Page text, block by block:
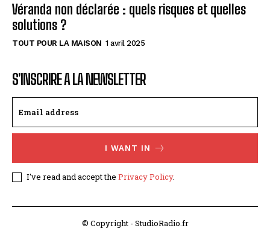
Véranda non déclarée : quels risques et quelles
solutions ?
TOUT POUR LA MAISON 1 avril 2025
S'INSCRIRE A LA NEWSLETTER
I WANT IN
I've read and accept the Privacy Policy.
© Copyright - StudioRadio.fr